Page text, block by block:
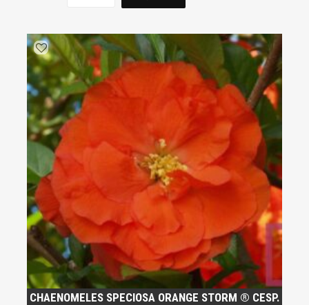
CHAENOMELES SPECIOSA ORANGE STORM ® CESP.